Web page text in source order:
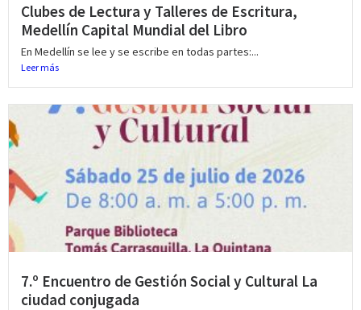
Clubes de Lectura y Talleres de Escritura,
Medellín Capital Mundial del Libro
En Medellín se lee y se escribe en todas partes:...
Leer más
7.º Encuentro de Gestión Social y Cultural La
ciudad conjugada